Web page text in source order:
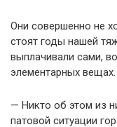
Они совершенно не
стоят годы нашей
выплачивали сами,
элементарных вещах.
— Никто об этом из
патовой ситуации